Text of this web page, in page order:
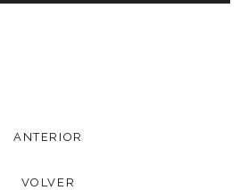
ANTERIOR
VOLVER